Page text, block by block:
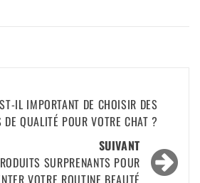
IL IMPORTANT DE CHOISIR DES
DE QUALITÉ POUR VOTRE CHAT ?
SUIVANT
SURPRENANTS POUR